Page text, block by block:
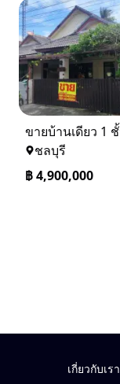
ชลบุรี
฿4,900,000
เกี่ยวกับเรา